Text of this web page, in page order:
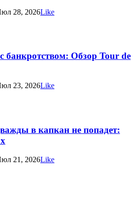
28, 2026Like
банкротством: Обзор Tour de
23, 2026Like
в капкан не попадет:
21, 2026Like